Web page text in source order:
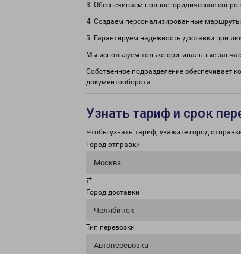
3. Обеспечиваем полное юридическое
4. Создаем персонализированные
5. Гарантируем надежность доставки при
Мы используем только оригинальные
Собственное подразделение обеспечивает
документооборота.
Узнать тариф и срок
Чтобы узнать тариф, укажите город
Город отправки
Москва
⇄
Город доставки
Челябинск
Тип перевозки
Автоперевозка